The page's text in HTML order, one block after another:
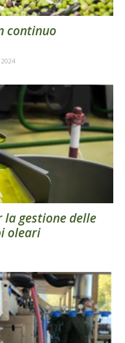
continuo
gestione delle
oleari